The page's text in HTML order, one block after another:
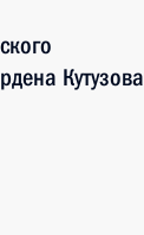
Кутузова